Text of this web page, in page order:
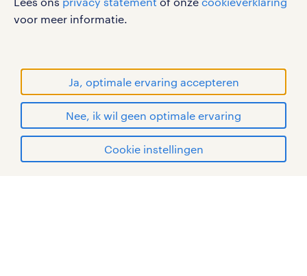
voor meer informatie.
Ja, optimale ervaring accepteren
Nee, ik wil geen optimale ervaring
Cookie instellingen
WORLD OF WORK zijn geregistreerde